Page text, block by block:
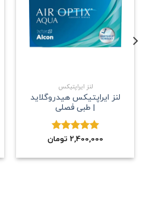
مندی
لنز ایراپتیکس
لنز ایراپتیکس هیدروگلاید
| طبی فصلی
نمره5.002,400,000 تومان